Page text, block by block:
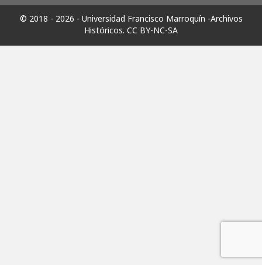
© 2018 - 2026 - Universidad Francisco Marroquín -Archivos
Históricos. CC BY-NC-SA